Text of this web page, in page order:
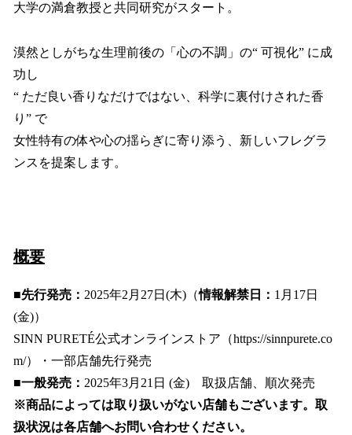
大学の満倉教授と共同研究がスタート。
漠然としがちな生理前後の「心の不調」の“ 可視化” に成
功し
“ ただ良い香りなだけではない、科学に裏付けされた香
り” で
女性特有の体や心の揺らぎに寄り添う、新しいフレグラ
ンスを提案します。
概要
■先行発売： 2025年2月27日(木)（情報解禁日： 1月17日
(金)）
SINN PURETÉ公式オンラインストア（https://sinnpurete.co
m/）・一部店舗先行発売
■一般発売： 2025年3月21日 (金) 取扱店舗、順次発売
※商品によっては取り扱いがない店舗もございます。取
扱状況は各店舗へお問い合わせください。